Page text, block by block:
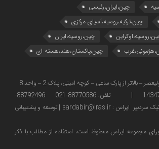
چین،ایران،رئیسی
چین،ترکیه،روسیه،آسیای مرکزی
چین،روسیه،ایران
چین،پاکستان،هند،هسته ای
| کدپستی: 1434734368 | تلفن: 88770586-021 88792496-
توسعه و پشتیبانی
مجموعه ایراس محفوظ است، استفاده از مطالب با ذكر